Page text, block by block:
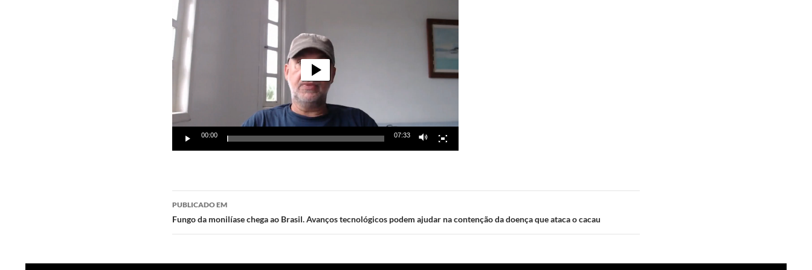
de
vídeo
00:00 07:33
Navegação
de
PUBLICADO EM
Fungo da monilíase chega ao Brasil. Avanços tecnológicos podem ajudar na contenção da doença que ataca o cacau